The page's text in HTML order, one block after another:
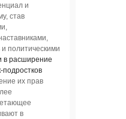
и
став
политическими
в расширение
подростков
их прав
в